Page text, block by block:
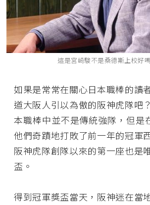
這是宮崎駿不是桑德斯上校好
如果是常常在關心日本職棒的讀
道大阪人引以為傲的阪神虎隊吧
本職棒中並不是傳統強隊，但是
他們奇蹟地打敗了前一年的冠軍
阪神虎隊創隊以來的第一座也是
盃。
得到冠軍獎盃當天，阪神迷在當